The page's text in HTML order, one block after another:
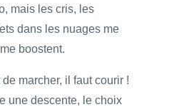
mais les cris, les
dans les nuages me
boostent.
marcher, il faut courir !
une descente, le choix